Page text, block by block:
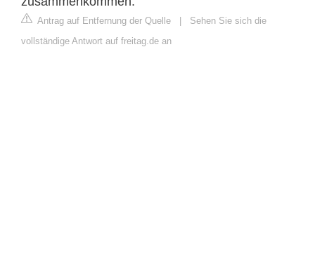
Antrag auf Entfernung der Quelle | Sehen Sie sich die
vollständige Antwort auf freitag.de an